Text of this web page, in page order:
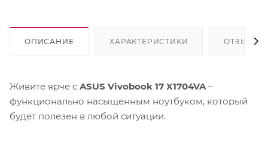
ОПИСАНИЕ ХАРАКТЕРИСТИКИ ОТЗЫВЫ
Живите ярче с ASUS Vivobook 17 X1704VA–
функционально насыщенным ноутбуком, который
будет полезен в любой ситуации.